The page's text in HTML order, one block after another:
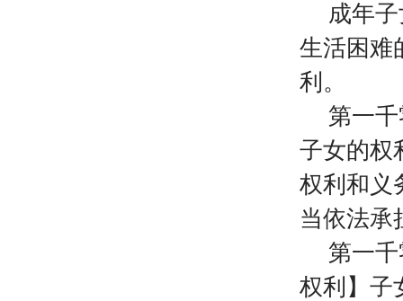
成年
生活困难
利。
第一
子女的权
权利和义
当依法承
第一
权利】子